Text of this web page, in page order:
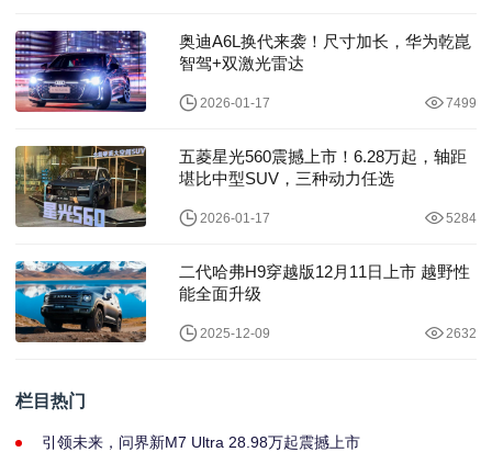
奥迪A6L换代来袭！尺寸加长，华为乾崑
智驾+双激光雷达
2026-01-17 7499
五菱星光560震撼上市！6.28万起，轴距
堪比中型SUV，三种动力任选
2026-01-17 5284
二代哈弗H9穿越版12月11日上市 越野性
能全面升级
2025-12-09 2632
栏目热门
引领未来，问界新M7 Ultra 28.98万起震撼上市